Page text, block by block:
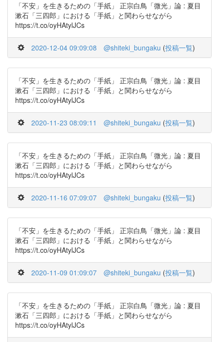
「不安」を生きるための「手紙」 正宗白鳥「微光」論 : 夏目
漱石「三四郎」における「手紙」と関わらせながら
https://t.co/oyHAtylJCs
2020-12-04 09:09:08 @shiteki_bungaku (投稿一覧)
「不安」を生きるための「手紙」 正宗白鳥「微光」論 : 夏目
漱石「三四郎」における「手紙」と関わらせながら
https://t.co/oyHAtylJCs
2020-11-23 08:09:11 @shiteki_bungaku (投稿一覧)
「不安」を生きるための「手紙」 正宗白鳥「微光」論 : 夏目
漱石「三四郎」における「手紙」と関わらせながら
https://t.co/oyHAtylJCs
2020-11-16 07:09:07 @shiteki_bungaku (投稿一覧)
「不安」を生きるための「手紙」 正宗白鳥「微光」論 : 夏目
漱石「三四郎」における「手紙」と関わらせながら
https://t.co/oyHAtylJCs
2020-11-09 01:09:07 @shiteki_bungaku (投稿一覧)
「不安」を生きるための「手紙」 正宗白鳥「微光」論 : 夏目
漱石「三四郎」における「手紙」と関わらせながら
https://t.co/oyHAtylJCs